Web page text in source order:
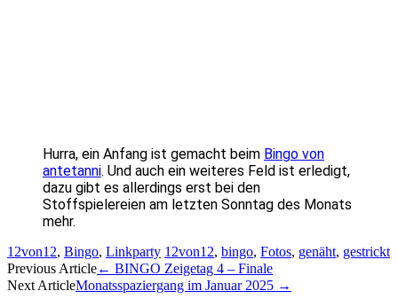
Hurra, ein Anfang ist gemacht beim Bingo von
antetanni. Und auch ein weiteres Feld ist erledigt,
dazu gibt es allerdings erst bei den
Stoffspielereien am letzten Sonntag des Monats
mehr.
12von12, Bingo, Linkparty 12von12, bingo, Fotos, genäht, gestrickt
Artikel-
Navigation
Previous Article← BINGO Zeigetag 4 – Finale
Next ArticleMonatsspaziergang im Januar 2025 →